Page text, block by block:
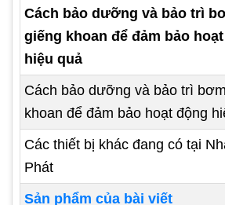
Cách bảo dưỡng và bảo trì
giếng khoan để đảm bảo
hiệu quả
Cách bảo dưỡng và bảo trì
khoan để đảm bảo hoạt động
Các thiết bị khác đang có tại
Phát
Sản phẩm của bài viết